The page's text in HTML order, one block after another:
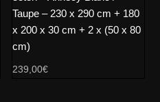
Taupe – 230 x 290 cm + 180
x 200 x 30 cm + 2 x (50 x 80
cm)
239,00€